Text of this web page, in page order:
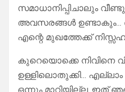
സമാധാനിപ്പിചാലും
അവസരങ്ങൾ ഉണ്ടാകും…
എന്റെ മുഖത്തേക്ക്
കുറെയൊക്കെ നിവിനെ
ഉള്ളിലൊതുക്കി…